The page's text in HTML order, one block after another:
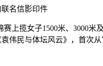
名信影印件
揽女子1500米、3000米
伟民与体坛风云》，首次